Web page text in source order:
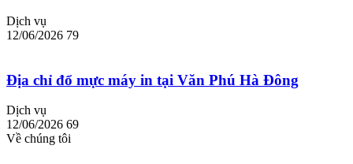
Dịch vụ
12/06/2026 79
Địa chỉ đổ mực máy in tại Văn Phú Hà Đông
Dịch vụ
12/06/2026 69
Về chúng tôi